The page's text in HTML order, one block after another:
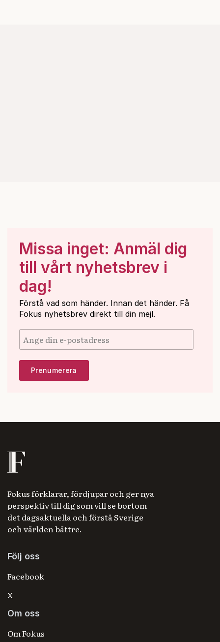
Missa inget: Anmäl dig
till vårt nyhetsbrev i
dag!
Förstå vad som händer. Innan det händer. Få
Fokus nyhetsbrev direkt till din mejl.
Fokus förklarar, fördjupar och ger nya
perspektiv till dig som vill se bortom
det dagsaktuella och förstå Sverige
och världen bättre.
Följ oss
Facebook
X
Om oss
Om Fokus